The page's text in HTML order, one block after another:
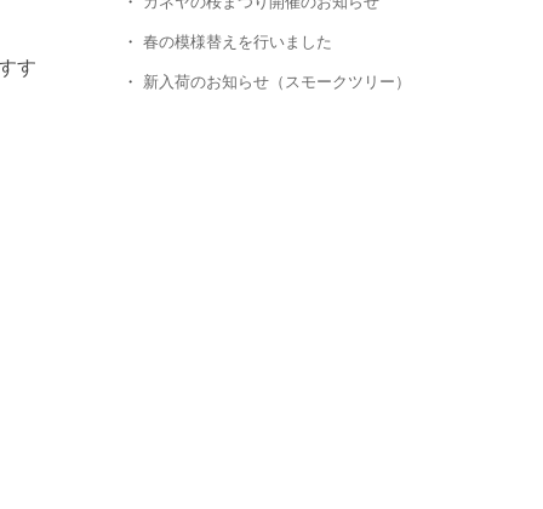
す
春の模様替えを行いました
新入荷のお知らせ（スモークツリー）